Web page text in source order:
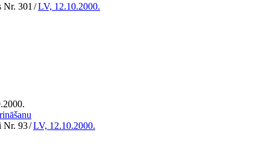
Nr. 301 /LV, 12.10.2000.
Nr. 93/LV, 12.10.2000.